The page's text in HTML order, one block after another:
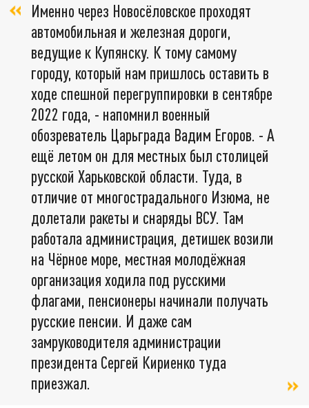
Именно через Новосёловское проходят
автомобильная и железная дороги,
ведущие к Купянску. К тому самому
городу, который нам пришлось оставить в
ходе спешной перегруппировки в сентябре
2022 года, - напомнил военный
обозреватель Царьграда Вадим Егоров. - А
ещё летом он для местных был столицей
русской Харьковской области. Туда, в
отличие от многострадального Изюма, не
долетали ракеты и снаряды ВСУ. Там
работала администрация, детишек возили
на Чёрное море, местная молодёжная
организация ходила под русскими
флагами, пенсионеры начинали получать
русские пенсии. И даже сам
замруководителя администрации
президента Сергей Кириенко туда
приезжал.